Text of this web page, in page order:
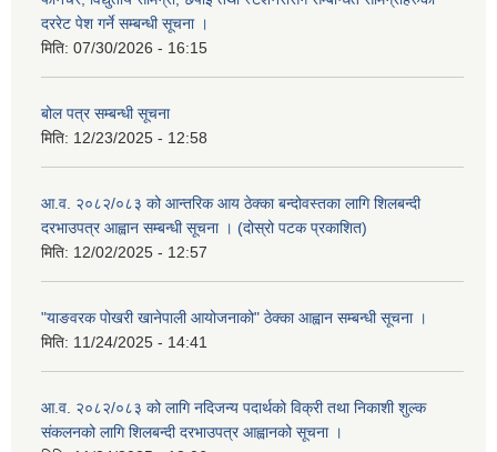
दररेट पेश गर्ने सम्बन्धी सूचना ।
मिति: 07/30/2026 - 16:15
बोल पत्र सम्बन्धी सूचना
मिति: 12/23/2025 - 12:58
आ.व. २०८२/०८३ को आन्तरिक आय ठेक्का बन्दोवस्तका लागि शिलबन्दी
दरभाउपत्र आह्वान सम्बन्धी सूचना । (दोस्रो पटक प्रकाशित)
मिति: 12/02/2025 - 12:57
"याङवरक पोखरी खानेपाली आयोजनाको" ठेक्का आह्वान सम्बन्धी सूचना ।
मिति: 11/24/2025 - 14:41
आ.व. २०८२/०८३ को लागि नदिजन्य पदार्थको विक्री तथा निकाशी शुल्क
संकलनको लागि शिलबन्दी दरभाउपत्र आह्वानको सूचना ।